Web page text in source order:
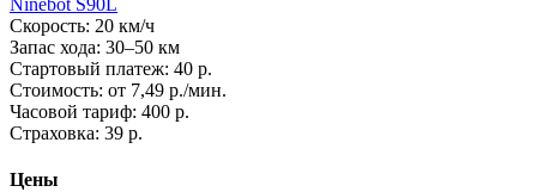
Ninebot S90L
Скорость: 20 км/ч
Запас хода: 30–50 км
Стартовый платеж: 40 р.
Стоимость: от 7,49 р./мин.
Часовой тариф: 400 р.
Страховка: 39 р.
Цены